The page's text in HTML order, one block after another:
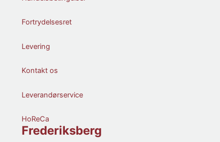
Fortrydelsesret
Levering
Kontakt os
Leverandørservice
HoReCa
Frederiksberg